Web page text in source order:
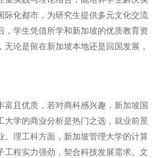
际化都市，为研究生提供多元文化交流
，学生凭借所学和新加坡的优质教育资
论是留在新加坡本地还是回国发展，
富且优质，若对商科感兴趣，新加坡国
大学的商业分析是热门之选，就业前景
。理工科方面，新加坡管理大学的计算
工程实力强劲，契合科技发展需求。文